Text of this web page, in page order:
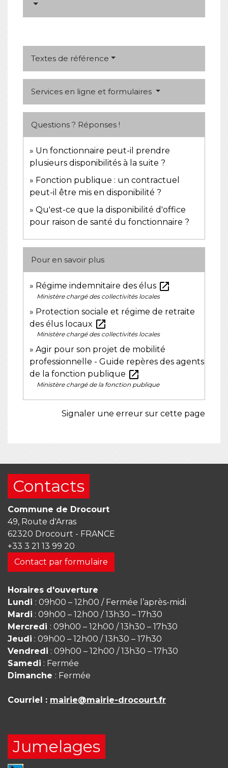
Textes de référence
Services en ligne et formulaires
Questions ? Réponses !
Un fonctionnaire peut-il prendre
plusieurs disponibilités à la suite ?
Fonction publique : un contractuel
peut-il être mis en disponibilité ?
Qu'est-ce que la disponibilité d'office
pour raison de santé du fonctionnaire ?
Pour en savoir plus
Régime indemnitaire des élus open_in_new
Ministère chargé des collectivités locales
Protection sociale et régime de retraite
des élus locaux open_in_new
Ministère chargé des collectivités locales
Agir pour son projet de mobilité
professionnelle - Guide repères des agents
de la fonction publique open_in_new
Ministère chargé de la fonction publique
Signaler une erreur sur cette page
Contacts
Commune de Drocourt
49, Route d'Arras
62320 Drocourt - FRANCE
+33 3 21 13 99 20
Contact par formulaire
Horaires d'ouverture
Lundi : 09h00 – 12h00 / Fermée l’après-midi
Mardi : 09h00 – 12h00 / 13h30 – 17h30
Mercredi : 09h00 – 12h00 / 13h30 – 17h30
Jeudi : 09h00 – 12h00 / 13h30 – 17h30
Vendredi : 09h00 – 12h00 / 13h30 – 17h30
Samedi : Fermée
Dimanche : Fermée
Courriel : mairie@mairie-drocourt.fr
Jumelages